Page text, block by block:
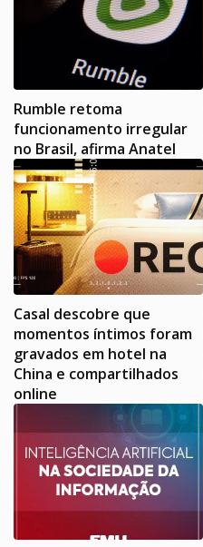
Rumble retoma
funcionamento irregular
no Brasil, afirma Anatel
Casal descobre que
momentos íntimos foram
gravados em hotel na
China e compartilhados
online